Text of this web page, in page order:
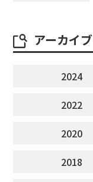
アーカイブ
2024
2022
2020
2018